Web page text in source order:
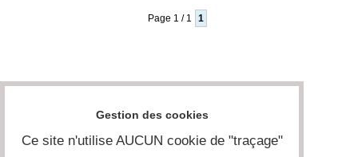
Page 1 / 1 1
Gestion des cookies
Ce site n'utilise AUCUN cookie de "traçage"